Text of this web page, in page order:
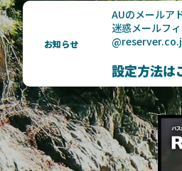
お知らせ
AUのメールア
迷惑メールフ
設定方法は